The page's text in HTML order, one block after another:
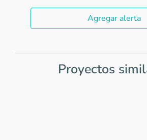
Agregar alerta
Proyectos